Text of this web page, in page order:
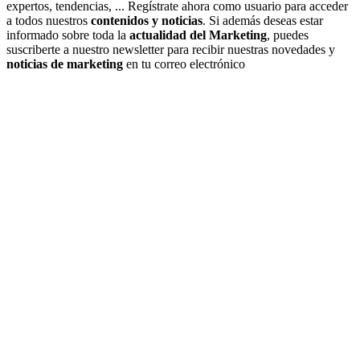
expertos, tendencias, ... Regístrate ahora como usuario para acceder
a todos nuestros contenidos y noticias. Si además deseas estar
informado sobre toda la actualidad del Marketing, puedes
suscriberte a nuestro newsletter para recibir nuestras novedades y
noticias de marketing en tu correo electrónico